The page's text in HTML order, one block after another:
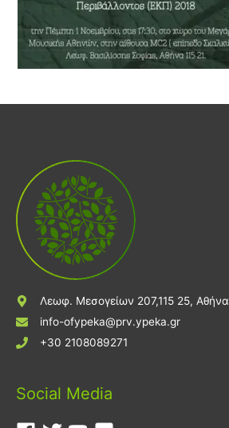
Λεωφ. Μεσογείων 207,115 25, Αθήνα
info-ofypeka@prv.ypeka.gr
+30 2108089271
Social Media